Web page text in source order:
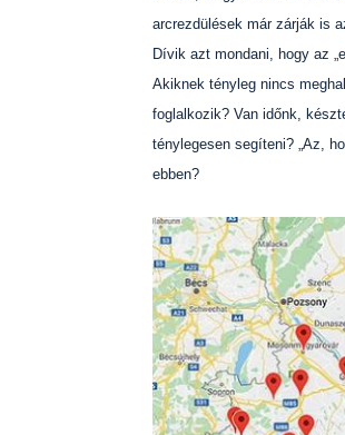
arcrezdülések már zárják is
Dívik azt mondani, hogy az
Akiknek tényleg nincs
foglalkozik? Van időnk,
ténylegesen segíteni? „Az,
ebben?